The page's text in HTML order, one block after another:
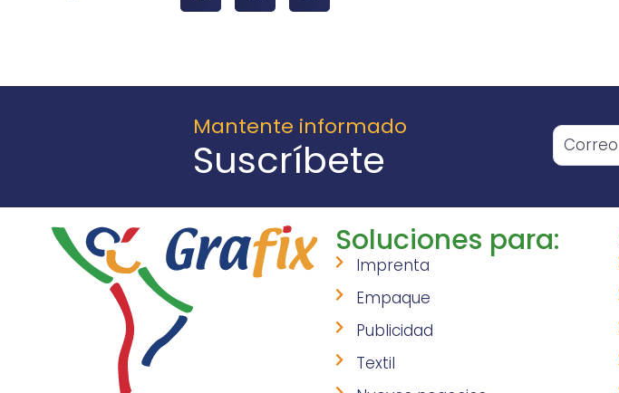
Mantente informado
Suscríbete
Soluciones para:
Imprenta
Empaque
Publicidad
Textil